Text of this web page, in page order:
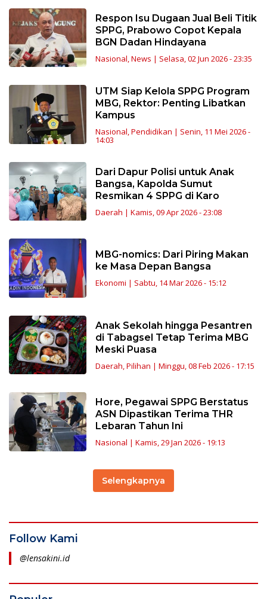
Respon Isu Dugaan Jual Beli Titik
SPPG, Prabowo Copot Kepala
BGN Dadan Hindayana
Nasional,News | Selasa, 02 Jun 2026 - 23:35
UTM Siap Kelola SPPG Program
MBG, Rektor: Penting Libatkan
Kampus
Nasional Pendidikan | Senin, 11 Mei 2026 -
14:03
Dari Dapur Polisi untuk Anak
Bangsa, Kapolda Sumut
Resmikan 4 SPPG di Karo
Daerah | Kamis, 09 Apr 2026 - 23:08
MBG-nomics: Dari Piring Makan
ke Masa Depan Bangsa
Ekonomi | Sabtu, 14 Mar 2026 - 15:12
Anak Sekolah hingga Pesantren
di Tabagsel Tetap Terima MBG
Meski Puasa
Daerah,Pilihan | Minggu, 08 Feb 2026 - 17:15
Hore, Pegawai SPPG Berstatus
ASN Dipastikan Terima THR
Lebaran Tahun Ini
Nasional | Kamis, 29 Jan 2026 - 19:13
Selengkapnya
Follow Kami
@lensakini.id